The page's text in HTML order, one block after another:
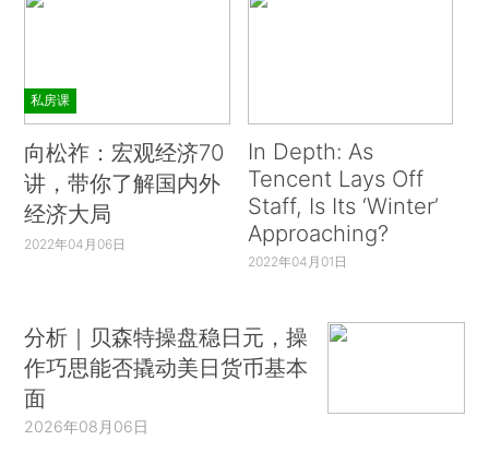
私房课
向松祚：宏观经济70
讲，带你了解国内外
经济大局
2022年04月06日
In Depth: As
Tencent Lays Off
Staff, Is Its ‘Winter’
Approaching?
2022年04月01日
分析｜贝森特操盘稳日元，操
作巧思能否撬动美日货币基本
面
2026年08月06日